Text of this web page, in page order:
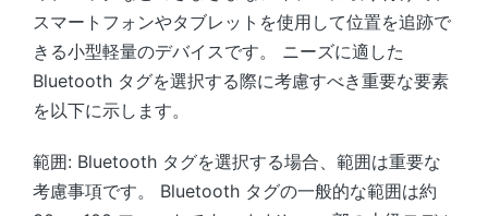
スマートフォンやタブレットを使用して位置を追跡で
きる小型軽量のデバイスです。 ニーズに適した
Bluetooth タグを選択する際に考慮すべき重要な要素
を以下に示します。
範囲: Bluetooth タグを選択する場合、範囲は重要な
考慮事項です。 Bluetooth タグの一般的な範囲は約